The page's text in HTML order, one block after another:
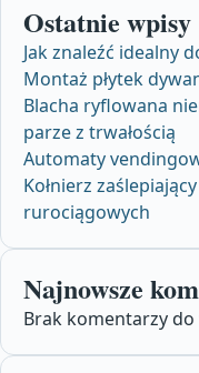
Ostatnie wpisy
Jak znaleźć idealny
Montaż płytek
Blacha ryflowana
parze z trwałością
Automaty
Kołnierz
rurociągowych
Najnowsze
Brak komentarzy